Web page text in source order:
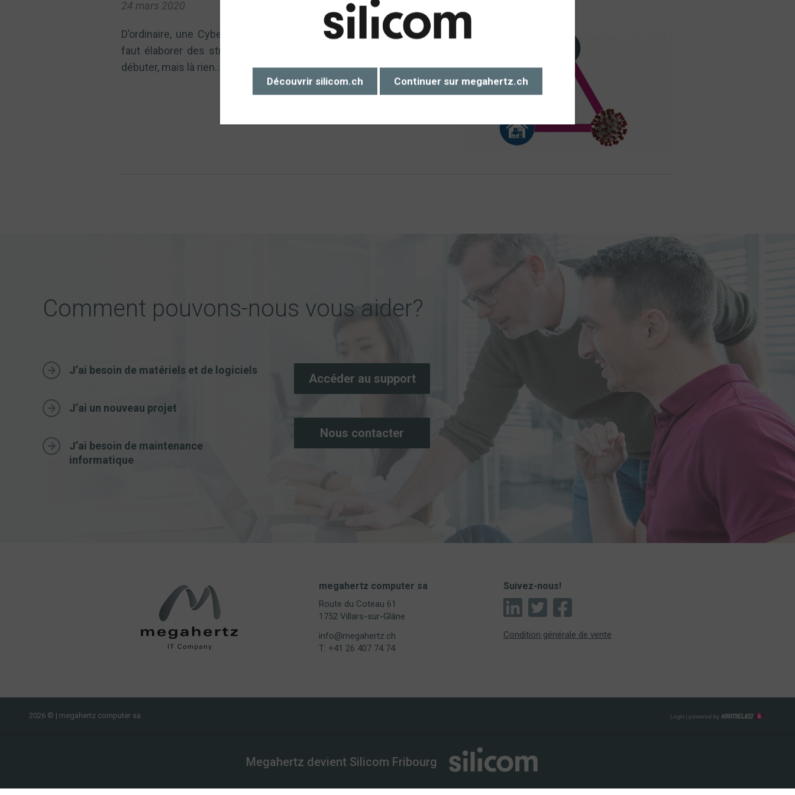
Découvrir silicom.ch Continuer sur megahertz.ch
Megahertz devient Silicom Fribourg
24 mars 2020
D’ordinaire, une Cyberattaque c’est 7 étapes, cela s’organise, il
faut élaborer des stratégies, trouver des idées originales pour
débuter, mais là rien…
Comment pouvons-nous vous aider?
J’ai besoin de matériels et de logiciels
J’ai un nouveau projet
J’ai besoin de maintenance
informatique
Accéder au support
Nous contacter
megahertz computer sa
Route du Coteau 61
1752 Villars-sur-Glâne
info@megahertz.ch
T: +41 26 407 74 74
Suivez-nous!
Condition générale de vente
2026 © | megahertz computer sa